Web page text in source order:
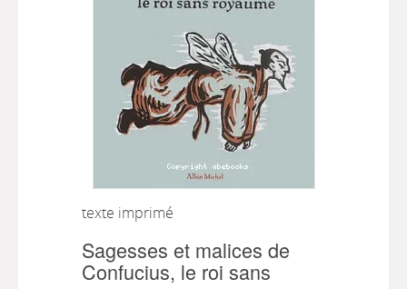
texte imprimé
Sagesses et malices de
Confucius, le roi sans